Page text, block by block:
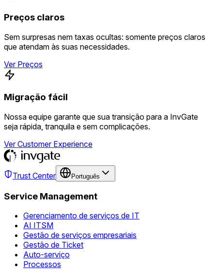
Preços claros
Sem surpresas nem taxas ocultas: somente preços claros
que atendam às suas necessidades.
Ver Preços
Migração fácil
Nossa equipe garante que sua transição para a InvGate
seja rápida, tranquila e sem complicações.
Ver Customer Experience
Trust Center Português
Service Management
Gerenciamento de serviços de IT
AI ITSM
Gestão de serviços empresariais
Gestão de Ticket
Auto-serviço
Processos